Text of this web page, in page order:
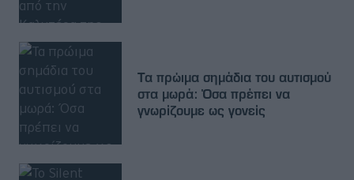
Τα πρώιμα σημάδια του αυτισμού
στα μωρά: Όσα πρέπει να
γνωρίζουμε ως γονείς